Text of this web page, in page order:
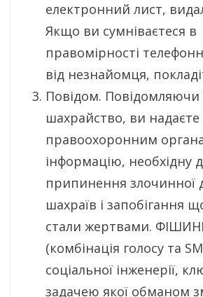
електронний лист,
Якщо ви сумніваєтеся в
правомірності
від незнайомця,
Повідом.
шахрайство, ви надаєте
правоохоронним
інформацію, необхідну
припинення злочинної
шахраїв і запобігання
стали жертвами.
(комбінація голосу та
соціальної інженерії,
задачею якої обманом